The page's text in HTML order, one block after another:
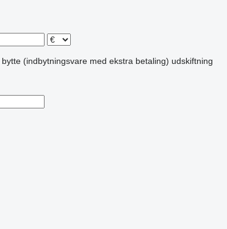
bytte (indbytningsvare med ekstra betaling) udskiftning